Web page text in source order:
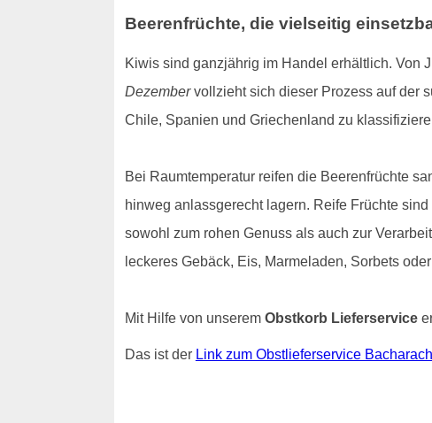
Beerenfrüchte, die vielseitig
Kiwis sind ganzjährig im Handel erhältlich. Von
Dezembervollzieht sich dieser Prozess auf der
Chile, Spanien und Griechenland zu
Bei Raumtemperatur reifen die Beerenfrüchte
hinweg anlassgerecht lagern. Reife Früchte
sowohl zum rohen Genuss als auch zur
leckeres Gebäck, Eis, Marmeladen, Sorbets
Mit Hilfe von unserem Obstkorb Lieferservice
Das ist der Link zum Obstlieferservice Bacharach